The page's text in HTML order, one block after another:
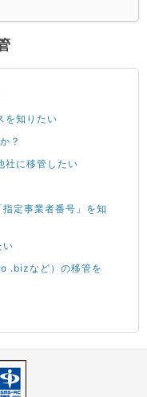
を知りたい
？
社に移管したい
定事業者番号」を知
い
.bizなど）の移管を